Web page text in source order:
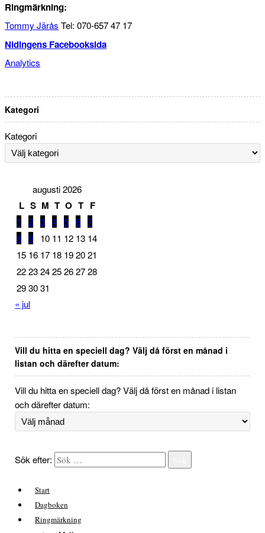
Ringmärkning:
Tommy Järås Tel: 070-657 47 17
Nidingens Facebooksida
Analytics
Kategori
Kategori
augusti 2026
L S M T O T F
1 2 3 4 5 6 7
8 9 10 11 12 13 14
15 16 17 18 19 20 21
22 23 24 25 26 27 28
29 30 31
« jul
Vill du hitta en speciell dag? Välj då först en månad i
listan och därefter datum:
Vill du hitta en speciell dag? Välj då först en månad i listan
och därefter datum:
Sök efter:
Start
Dagboken
Ringmärkning